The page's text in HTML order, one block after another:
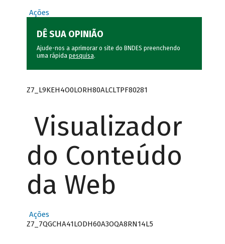
Ações
DÊ SUA OPINIÃO
Ajude-nos a aprimorar o site do BNDES preenchendo
uma rápida pesquisa.
Z7_L9KEH4O0LORH80ALCLTPF80281
Visualizador
do Conteúdo
da Web
Ações
Z7_7QGCHA41LODH60A3OQA8RN14L5